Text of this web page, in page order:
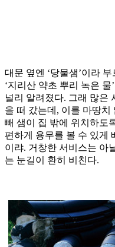
대문 옆엔 ‘당물샘’이라
‘지리산 약초 뿌리 녹은
널리 알려졌다. 그래 많은
을 떠 갔는데, 이를 마땅치
빼 샘이 집 밖에 위치하도
편하게 용무를 볼 수 있게
이랴. 거창한 서비스는 아
는 눈길이 환히 비친다.